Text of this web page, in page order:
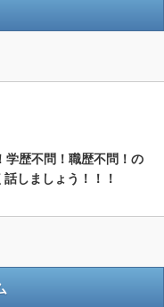
学歴不問！職歴不問！の
しましょう！！！